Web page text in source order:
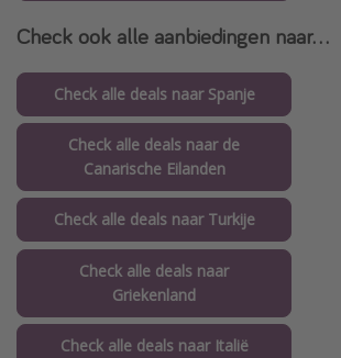
Check ook alle aanbiedingen naar...
Check alle deals naar Spanje
Check alle deals naar de
Canarische Eilanden
Check alle deals naar Turkije
Check alle deals naar
Griekenland
Check alle deals naar Italië